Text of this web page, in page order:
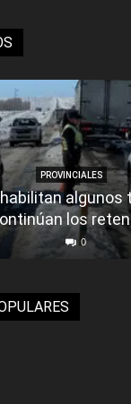
PROVINCIALES
algunos
los
0